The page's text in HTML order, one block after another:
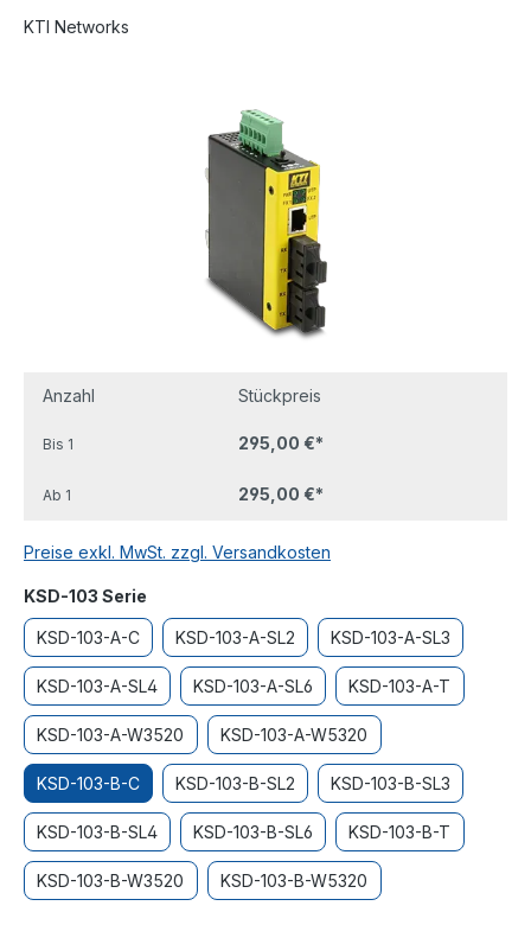
KTI Networks
Anzahl Stückpreis
Bis 1 295,00 €*
Ab 1 295,00 €*
Preise exkl. MwSt. zzgl. Versandkosten
KSD-103 Serie
KSD-103-A-C KSD-103-A-SL2 KSD-103-A-SL3
KSD-103-A-SL4 KSD-103-A-SL6 KSD-103-A-T
KSD-103-A-W3520 KSD-103-A-W5320
KSD-103-B-C KSD-103-B-SL2 KSD-103-B-SL3
KSD-103-B-SL4 KSD-103-B-SL6 KSD-103-B-T
KSD-103-B-W3520 KSD-103-B-W5320